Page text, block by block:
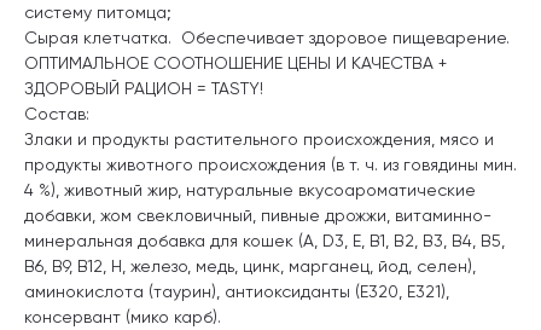
систему питомца;
Сырая клетчатка. Обеспечивает здоровое пищеварение.
ОПТИМАЛЬНОЕ СООТНОШЕНИЕ ЦЕНЫ И КАЧЕСТВА +
ЗДОРОВЫЙ РАЦИОН = TASTY!
Состав:
Злаки и продукты растительного происхождения, мясо и
продукты животного происхождения (в т. ч. из говядины мин.
4 %), животный жир, натуральные вкусоароматические
добавки, жом свекловичный, пивные дрожжи, витаминно-
минеральная добавка для кошек (А, D3, Е, В1, В2, В3, В4, В5,
В6, В9, В12, Н, железо, медь, цинк, марганец, йод, селен),
аминокислота (таурин), антиоксиданты (Е320, Е321),
консервант (мико карб).